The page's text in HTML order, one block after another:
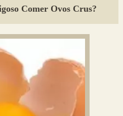
Comer Ovos Crus?